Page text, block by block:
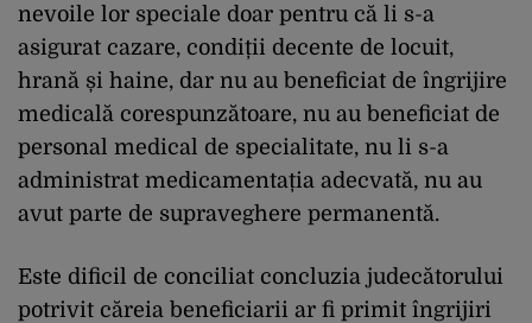
nevoile lor speciale doar pentru că li s-a
asigurat cazare, condiții decente de locuit,
hrană și haine, dar nu au beneficiat de îngrijire
medicală corespunzătoare, nu au beneficiat de
personal medical de specialitate, nu li s-a
administrat medicamentația adecvată, nu au
avut parte de supraveghere permanentă.
Este dificil de conciliat concluzia judecătorului
potrivit căreia beneficiarii ar fi primit îngrijiri